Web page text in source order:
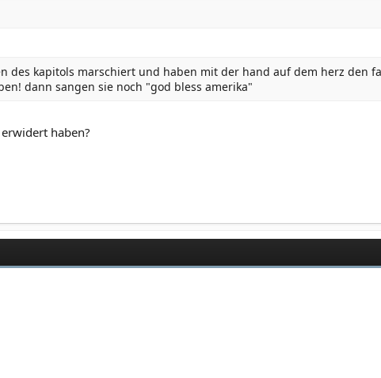
kapitols marschiert und haben mit der hand auf dem herz den
dann sangen sie noch "god bless amerika"
haben?